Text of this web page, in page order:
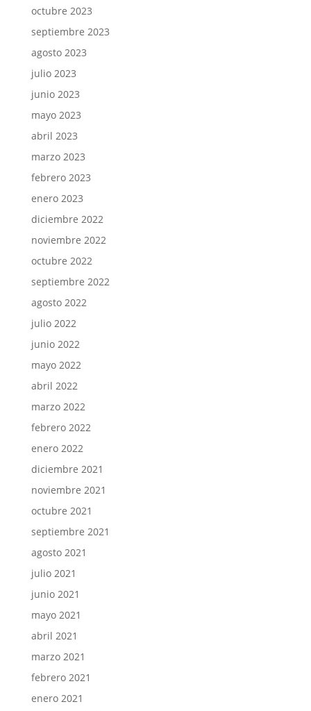
octubre 2023
septiembre 2023
agosto 2023
julio 2023
junio 2023
mayo 2023
abril 2023
marzo 2023
febrero 2023
enero 2023
diciembre 2022
noviembre 2022
octubre 2022
septiembre 2022
agosto 2022
julio 2022
junio 2022
mayo 2022
abril 2022
marzo 2022
febrero 2022
enero 2022
diciembre 2021
noviembre 2021
octubre 2021
septiembre 2021
agosto 2021
julio 2021
junio 2021
mayo 2021
abril 2021
marzo 2021
febrero 2021
enero 2021